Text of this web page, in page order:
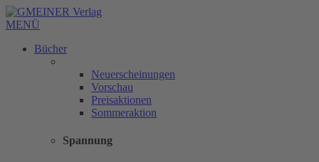
MENÜ
Bücher
Neuerscheinungen
Vorschau
Preisaktionen
Sommeraktion
Spannung